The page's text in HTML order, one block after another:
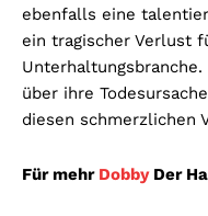
ebenfalls eine
ein tragischer Verlust
über ihre
diesen schmerzlichen
Für mehr DobbyDer